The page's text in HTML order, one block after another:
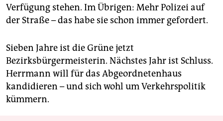
Verfügung stehen. Im Übrigen: Mehr Polizei auf
der Straße – das habe sie schon immer gefordert.
Sieben Jahre ist die Grüne jetzt
Bezirksbürgermeisterin. Nächstes Jahr ist Schluss.
Herrmann will für das Abgeordnetenhaus
kandidieren – und sich wohl um Verkehrspolitik
kümmern.